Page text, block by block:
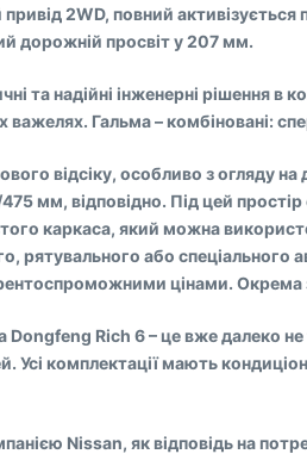
2WD, повний
дорожній просвіт у 207 мм.
та надійні інженерні рішення
важелях. Гальма – комбіновані:
відсіку, особливо з огляду
мм, відповідно. Під цей
каркаса, який можна
рятувального або спеціального
цінами.
Dongfeng Rich 6 – це вже далеко
Усі комплектації мають
Nissan, як відповідь на